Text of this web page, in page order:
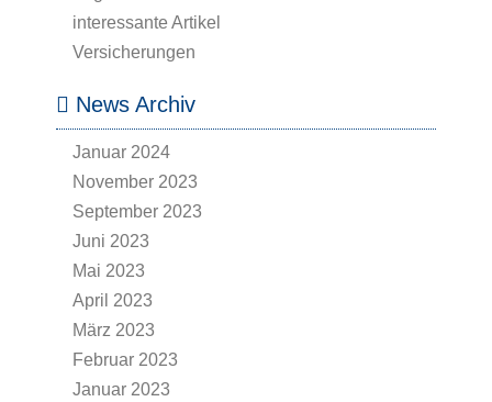
interessante Artikel
Versicherungen
News Archiv
Januar 2024
November 2023
September 2023
Juni 2023
Mai 2023
April 2023
März 2023
Februar 2023
Januar 2023